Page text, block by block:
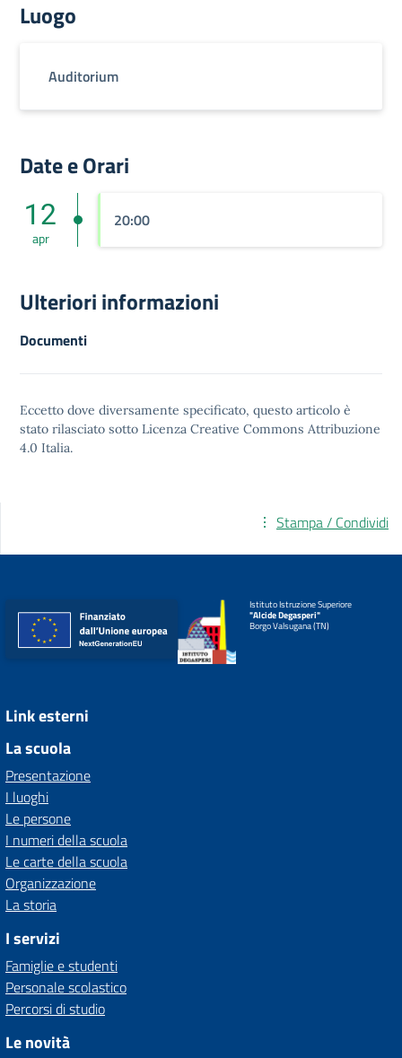
Luogo
Auditorium
Date e Orari
12
apr
20:00
Ulteriori informazioni
Documenti
Eccetto dove diversamente specificato, questo articolo è
stato rilasciato sotto Licenza Creative Commons Attribuzione
4.0 Italia.
Stampa / Condividi
Istituto Istruzione Superiore
"Alcide Degasperi"
Borgo Valsugana (TN)
Link esterni
La scuola
Presentazione
I luoghi
Le persone
I numeri della scuola
Le carte della scuola
Organizzazione
La storia
I servizi
Famiglie e studenti
Personale scolastico
Percorsi di studio
Le novità